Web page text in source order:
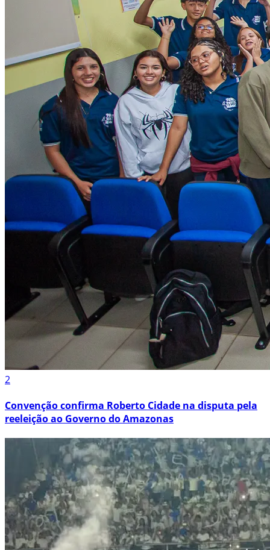
2
Convenção confirma Roberto Cidade na disputa pela
reeleição ao Governo do Amazonas